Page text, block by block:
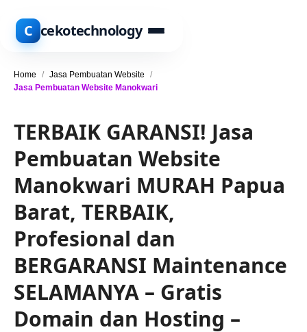
C cekotechnology
Home / Jasa Pembuatan Website
/
Jasa Pembuatan Website Manokwari
TERBAIK GARANSI! Jasa
Pembuatan Website
Manokwari MURAH Papua
Barat, TERBAIK,
Profesional dan
BERGARANSI Maintenance
SELAMANYA – Gratis
Domain dan Hosting –